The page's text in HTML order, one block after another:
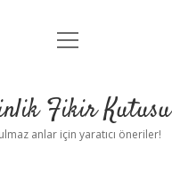
Anasayfa
Yasal Uyarı
menüyü
Fikir Kutusu
anlar için yaratıcı öneriler!